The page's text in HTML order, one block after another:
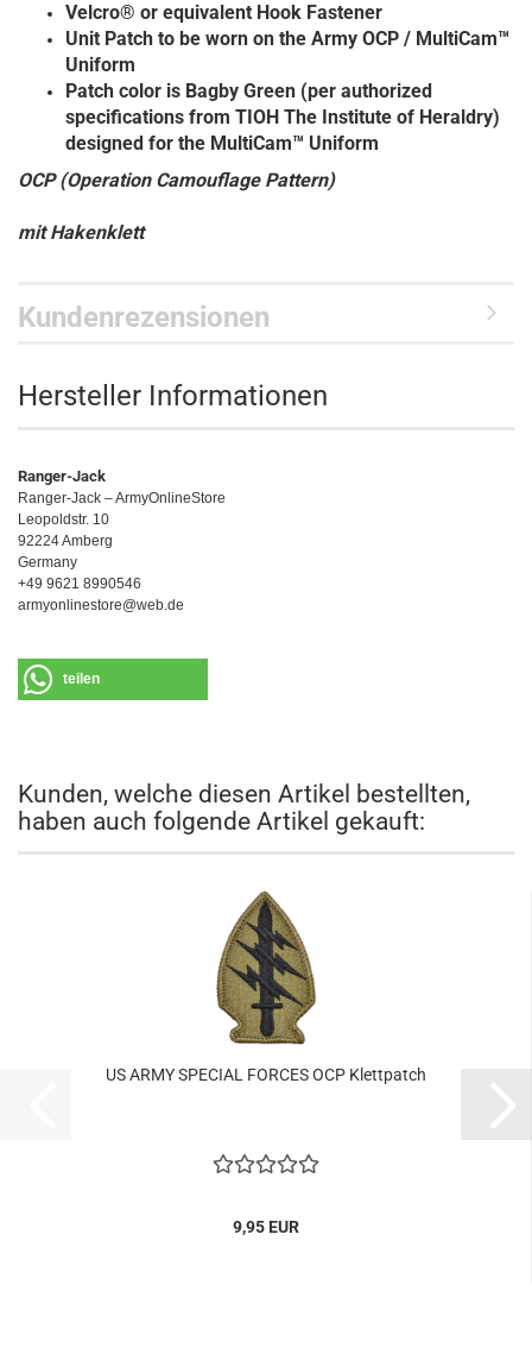
Velcro® or equivalent Hook Fastener
Unit Patch to be worn on the Army OCP / MultiCam™
Uniform
Patch color is Bagby Green (per authorized
specifications from TIOH The Institute of Heraldry)
designed for the MultiCam™ Uniform
OCP (Operation Camouflage Pattern)
mit Hakenklett
Kundenrezensionen
Hersteller Informationen
Ranger-Jack
Ranger-Jack – ArmyOnlineStore
Leopoldstr. 10
92224 Amberg
Germany
+49 9621 8990546
armyonlinestore@web.de
teilen
Kunden, welche diesen Artikel bestellten,
haben auch folgende Artikel gekauft:
US ARMY SPECIAL FORCES OCP Klettpatch
9,95 EUR